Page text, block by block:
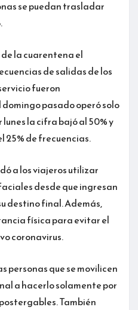
se puedan trasladar
la cuarentena el
de salidas de los
fueron
pasado operó solo
la cifra bajó al 50% y
25% de frecuencias.
a los viajeros utilizar
desde que ingresan
destino final. Además,
física para evitar el
coronavirus.
personas que se movilicen
a hacerlo solamente por
También